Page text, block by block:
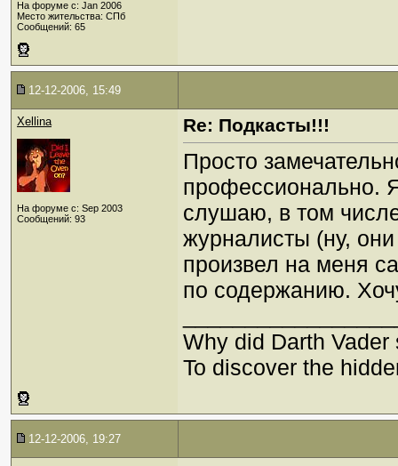
На форуме с: Jan 2006
Место жительства: СПб
Сообщений: 65
12-12-2006, 15:49
Xellina
На форуме с: Sep 2003
Сообщений: 93
Re: Подкасты!!!
Просто
профессионально.
слушаю, в том
журналисты (ну,
произвел на меня
по содержанию.
Why did Darth
To discover the
12-12-2006, 19:27